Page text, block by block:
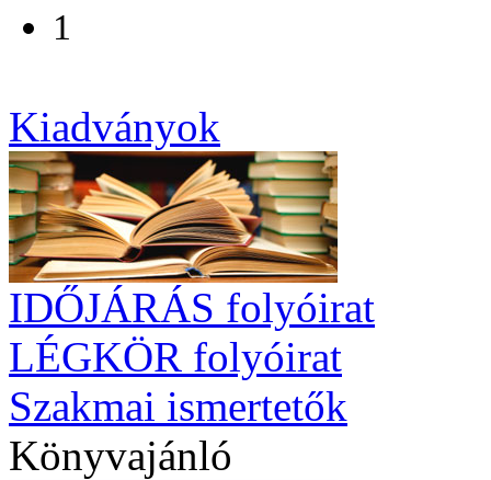
1
Kiadványok
IDŐJÁRÁS folyóirat
LÉGKÖR folyóirat
Szakmai ismertetők
Könyvajánló